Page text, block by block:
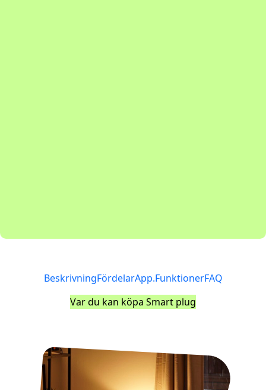
BeskrivningFördelarApp.FunktionerFAQ
Var du kan köpa Smart plug